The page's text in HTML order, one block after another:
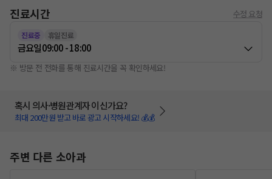
진료시간 수정 요청
진료중 휴일진료
금요일09:00 - 18:00
※ 방문 전 전화를 통해 진료시간을 꼭 확인하세요!
혹시 의사·병원관계자 이신가요?
최대 200만원 받고 바로 광고 시작하세요! 💰💰
주변 다른 소아과